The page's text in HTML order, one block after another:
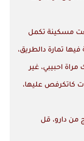
مسكينة تكمل
فيها تمارة دالطريق،
احبيبي، غير
كاتكرفص عليها،
من دارو، قل